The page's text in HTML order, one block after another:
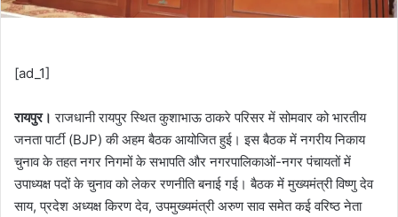
[ad_1]
रायपुर। राजधानी रायपुर स्थित कुशाभाऊ ठाकरे परिसर में सोमवार को भारतीय
जनता पार्टी (BJP) की अहम बैठक आयोजित हुई। इस बैठक में नगरीय निकाय
चुनाव के तहत नगर निगमों के सभापति और नगरपालिकाओं-नगर पंचायतों में
उपाध्यक्ष पदों के चुनाव को लेकर रणनीति बनाई गई। बैठक में मुख्यमंत्री विष्णु देव
साय, प्रदेश अध्यक्ष किरण देव, उपमुख्यमंत्री अरुण साव समेत कई वरिष्ठ नेता